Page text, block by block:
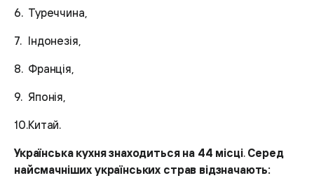
Туреччина,
Індонезія,
Франція,
Японія,
Китай.
Українська кухня знаходиться на 44 місці.Серед
найсмачніших українських страв відзначають: